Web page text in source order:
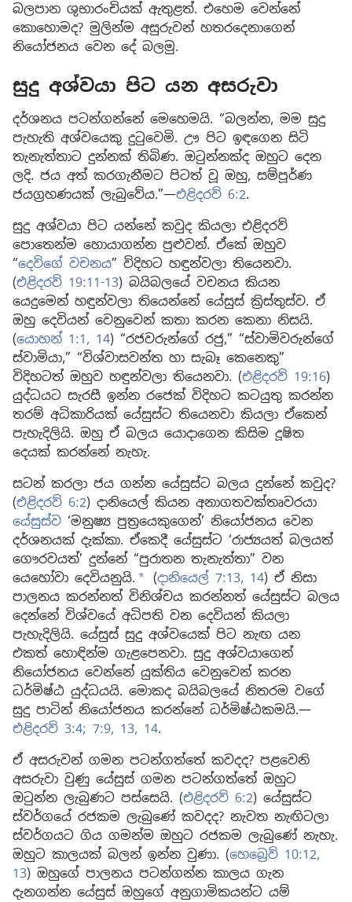
බලපාන ශුභාරංචියක් ඇතුළත්. එහෙම වෙන්නේ
කොහොමද? මුලින්ම අසුරුවන් හතරදෙනාගෙන්
නියෝජනය වෙන දේ බලමු.
සුදු අශ්වයා පිට යන අසරුවා
දර්ශනය පටන්ගන්නේ මෙහෙමයි. “බලන්න, මම සුදු
පැහැති අශ්වයෙකු දුටුවෙමි. ඌ පිට ඉඳගෙන සිටි
තැනැත්තාට දුන්නක් තිබිණ. ඔටුන්නක්ද ඔහුට දෙන
ලදි. ජය අත් කරගැනීමට පිටත් වූ ඔහු, සම්පූර්ණ
ජයග්‍රහණයක් ලැබුවේය.”—එළිදරව් 6:2.
සුදු අශ්වයා පිට යන්නේ කවුද කියලා එළිදරව්
පොතෙන්ම හොයාගන්න පුළුවන්. ඒකේ ඔහුව
“දෙවිගේ වචනය” විදිහට හඳුන්වලා තියෙනවා.
(එළිදරව් 19:11-13) බයිබලයේ වචනය කියන
යෙදුමෙන් හඳුන්වලා තියෙන්නේ යේසුස් ක්‍රිස්තුස්ව. ඒ
ඔහු දෙවියන් වෙනුවෙන් කතා කරන කෙනා නිසයි.
(යොහන් 1:1, 14) “රජවරුන්ගේ රජු,” “ස්වාමිවරුන්ගේ
ස්වාමියා,” “විශ්වාසවන්ත හා සැබෑ කෙනෙකු”
විදිහටත් ඔහුව හඳුන්වලා තියෙනවා. (එළිදරව් 19:16)
යුද්ධයට සැරසී ඉන්න රජෙක් විදිහට කටයුතු කරන්න
තරම් අධිකාරියක් යේසුස්ට තියෙනවා කියලා ඒකෙන්
පැහැදිලියි. ඔහු ඒ බලය යොදාගෙන කිසිම දූෂිත
දෙයක් කරන්නේ නැහැ.
සටන් කරලා ජය ගන්න යේසුස්ට බලය දුන්නේ කවුද?
(එළිදරව් 6:2) දානියෙල් කියන අනාගතවක්තෘවරයා
යේසුස්ව ‘මනුෂ්‍ය පුත්‍රයෙකුගෙන්’ නියෝජනය වෙන
දර්ශනයක් දැක්කා. ඒකෙදී යේසුස්ට ‘රාජ්‍යයත් බලයත්
ගෞරවයත්’ දුන්නේ “පුරාතන තැනැත්තා” වන
යෙහෝවා දෙවියනුයි. a (දානියෙල් 7:13, 14) ඒ නිසා
පාලනය කරන්නත් විනිශ්චය කරන්නත් යේසුස්ට බලය
දෙන්නේ විශ්වයේ අධිපති වන දෙවියන් කියලා
පැහැදිලියි. යේසුස් සුදු අශ්වයෙක් පිට නැඟ යන
එකත් හොඳින්ම ගැළපෙනවා. සුදු අශ්වයාගෙන්
නියෝජනය වෙන්නේ යුක්තිය වෙනුවෙන් කරන
ධර්මිෂ්ඨ යුද්ධයයි. මොකද බයිබලයේ නිතරම වගේ
සුදු පාටින් නියෝජනය කරන්නේ ධර්මිෂ්ඨකමයි.—
එළිදරව් 3:4; 7:9, 13, 14.
ඒ අසරුවන් ගමන පටන්ගත්තේ කවදද? පළවෙනි
අසරුවා වුණු යේසුස් ගමන පටන්ගත්තේ ඔහුට
ඔටුන්න ලැබුණට පස්සෙයි. (එළිදරව් 6:2) යේසුස්ට
ස්වර්ගයේ රජකම ලැබුණේ කවදද? නැවත නැඟිටලා
ස්වර්ගයට ගිය ගමන්ම ඔහුට රජකම ලැබුණේ නැහැ.
ඔහුට කාලයක් බලන් ඉන්න වුණා. (හෙබ්‍රෙව් 10:12,
13) ඔහුගේ පාලනය පටන්ගන්න කාලය ගැන
දැනගන්න යේසුස් ඔහුගේ අනුගාමිකයන්ට යම්